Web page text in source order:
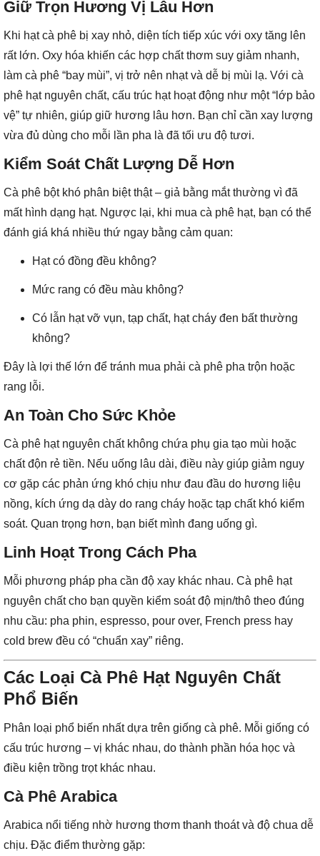
Giữ Trọn Hương Vị Lâu Hơn
Khi hạt cà phê bị xay nhỏ, diện tích tiếp xúc với oxy tăng lên
rất lớn. Oxy hóa khiến các hợp chất thơm suy giảm nhanh,
làm cà phê “bay mùi”, vị trở nên nhạt và dễ bị mùi lạ. Với cà
phê hạt nguyên chất, cấu trúc hạt hoạt động như một “lớp bảo
vệ” tự nhiên, giúp giữ hương lâu hơn. Bạn chỉ cần xay lượng
vừa đủ dùng cho mỗi lần pha là đã tối ưu độ tươi.
Kiểm Soát Chất Lượng Dễ Hơn
Cà phê bột khó phân biệt thật – giả bằng mắt thường vì đã
mất hình dạng hạt. Ngược lại, khi mua cà phê hạt, bạn có thể
đánh giá khá nhiều thứ ngay bằng cảm quan:
Hạt có đồng đều không?
Mức rang có đều màu không?
Có lẫn hạt vỡ vụn, tạp chất, hạt cháy đen bất thường
không?
Đây là lợi thế lớn để tránh mua phải cà phê pha trộn hoặc
rang lỗi.
An Toàn Cho Sức Khỏe
Cà phê hạt nguyên chất không chứa phụ gia tạo mùi hoặc
chất độn rẻ tiền. Nếu uống lâu dài, điều này giúp giảm nguy
cơ gặp các phản ứng khó chịu như đau đầu do hương liệu
nồng, kích ứng dạ dày do rang cháy hoặc tạp chất khó kiểm
soát. Quan trọng hơn, bạn biết mình đang uống gì.
Linh Hoạt Trong Cách Pha
Mỗi phương pháp pha cần độ xay khác nhau. Cà phê hạt
nguyên chất cho bạn quyền kiểm soát độ mịn/thô theo đúng
nhu cầu: pha phin, espresso, pour over, French press hay
cold brew đều có “chuẩn xay” riêng.
Các Loại Cà Phê Hạt Nguyên Chất
Phổ Biến
Phân loại phổ biến nhất dựa trên giống cà phê. Mỗi giống có
cấu trúc hương – vị khác nhau, do thành phần hóa học và
điều kiện trồng trọt khác nhau.
Cà Phê Arabica
Arabica nổi tiếng nhờ hương thơm thanh thoát và độ chua dễ
chịu. Đặc điểm thường gặp: